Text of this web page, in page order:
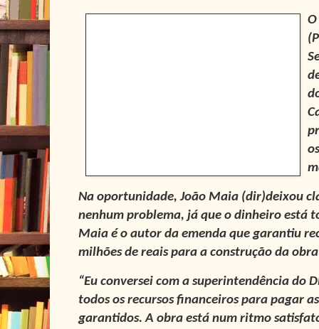
Na oportunidade, João Maia (dir)deixou
nenhum problema, já que o dinheiro está
Maia é o autor da emenda que garantiu
milhões de reais para a construção da
“Eu conversei com a superintendência do
todos os recursos financeiros para pagar
garantidos. A obra está num ritmo